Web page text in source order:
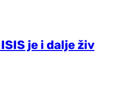
je i dalje živ